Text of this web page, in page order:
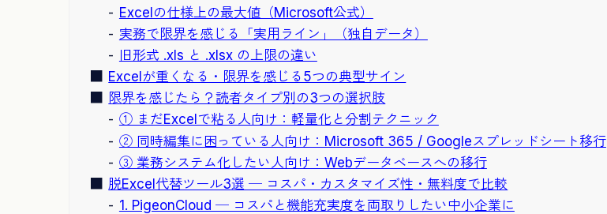
Excelの仕様上の最大値（Microsoft公式）
実務で限界を感じる「実用ライン」（独自データ）
旧形式 .xls と .xlsx の上限の違い
Excelが重くなる・限界を感じる5つの典型サイン
限界を感じたら？読者タイプ別の3つの選択肢
① まだExcelで粘る人向け：軽量化と分割テクニック
② 同時編集に困っている人向け：Microsoft 365 / Googleスプレッドシート移行
③ 業務システム化したい人向け：Webデータベースへの移行
脱Excel代替ツール3選 ─ コスパ・カスタマイズ性・無料度で比較
1. PigeonCloud ─ コスパと機能充実度を両取りしたい中小企業に